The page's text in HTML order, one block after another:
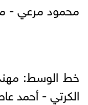
محمود مرعي -
خط الوسط:
الكرتي - أحمد